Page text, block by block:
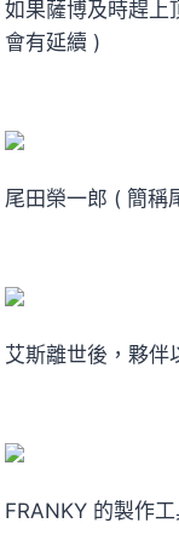
如果薩博及時趕上
會有延續 )
尾田榮一郎 ( 簡稱
艾斯離世後，夥伴
FRANKY 的製作工